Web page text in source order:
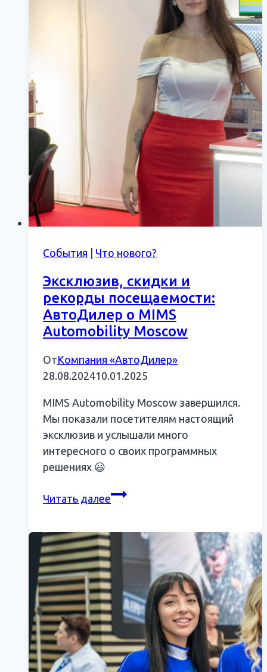
АвтоДилера
События Что нового?
Эксклюзив, скидки и
рекорды посещаемости:
АвтоДилер о MIMS
Automobility Moscow
ОтКомпания «АвтоДилер»
28.08.202410.01.2025
MIMS Automobility Moscow завершился.
Мы показали посетителям настоящий
эксклюзив и услышали много
интересного о своих программных
решениях 😃
Читать далееЭксклюзив,
рекорды
посещаемости:
АвтоДилер
о
MIMS
Automobility
Moscow